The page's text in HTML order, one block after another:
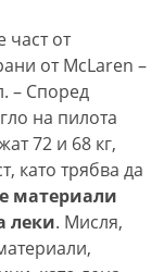
част от
от McLaren –
– Според
на пилота
72 и 68 кг,
като трябва да
материали
леки. Мисля,